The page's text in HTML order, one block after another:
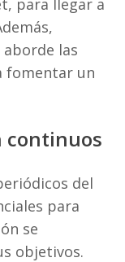
para llegar a
las
fomentar un
continuos
del
para
se
objetivos.